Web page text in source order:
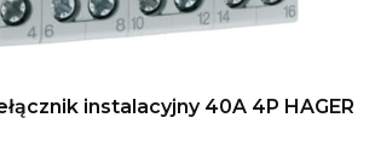
instalacyjny 40A 4P HAGER